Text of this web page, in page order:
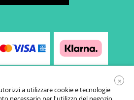
×
a utilizzare cookie e tecnologie